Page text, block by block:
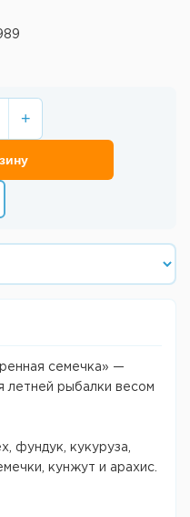
+
семечка» —
летней рыбалки весом
фундук, кукуруза,
кунжут и арахис.